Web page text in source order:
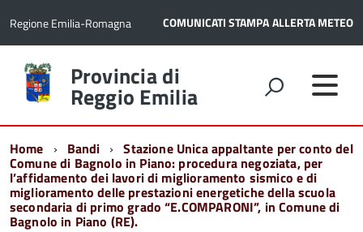
Regione Emilia-Romagna COMUNICATI STAMPAALLERTA METEO
Torna
alla
home
Provincia di
Reggio Emilia
Home Bandi Stazione Unica appaltante per conto del
Comune di Bagnolo in Piano: procedura negoziata, per
l’affidamento dei lavori di miglioramento sismico e di
miglioramento delle prestazioni energetiche della scuola
secondaria di primo grado “E.COMPARONI”, in Comune di
Bagnolo in Piano (RE).